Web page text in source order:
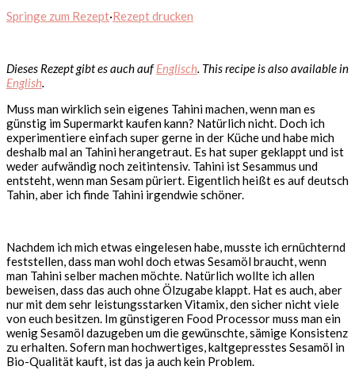
Springe zum Rezept·Rezept drucken
Dieses Rezept gibt es auch aufEnglisch. This recipe is also available in
English.
Muss man wirklich sein eigenes Tahini machen, wenn man es
günstig im Supermarkt kaufen kann? Natürlich nicht. Doch ich
experimentiere einfach super gerne in der Küche und habe mich
deshalb mal an Tahini herangetraut. Es hat super geklappt und ist
weder aufwändig noch zeitintensiv. Tahini ist Sesammus und
entsteht, wenn man Sesam püriert. Eigentlich heißt es auf deutsch
Tahin, aber ich finde Tahini irgendwie schöner.
Nachdem ich mich etwas eingelesen habe, musste ich ernüchternd
feststellen, dass man wohl doch etwas Sesamöl braucht, wenn
man Tahini selber machen möchte. Natürlich wollte ich allen
beweisen, dass das auch ohne Ölzugabe klappt. Hat es auch, aber
nur mit dem sehr leistungsstarken Vitamix, den sicher nicht viele
von euch besitzen. Im günstigeren Food Processor muss man ein
wenig Sesamöl dazugeben um die gewünschte, sämige Konsistenz
zu erhalten. Sofern man hochwertiges, kaltgepresstes Sesamöl in
Bio-Qualität kauft, ist das ja auch kein Problem.